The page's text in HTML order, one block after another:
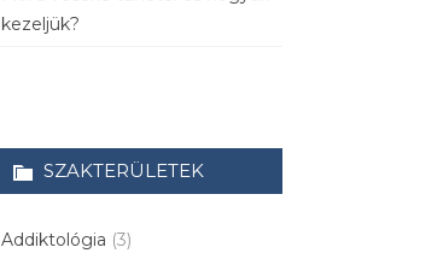
kezeljük?
SZAKTERÜLETEK
Addiktológia (3)